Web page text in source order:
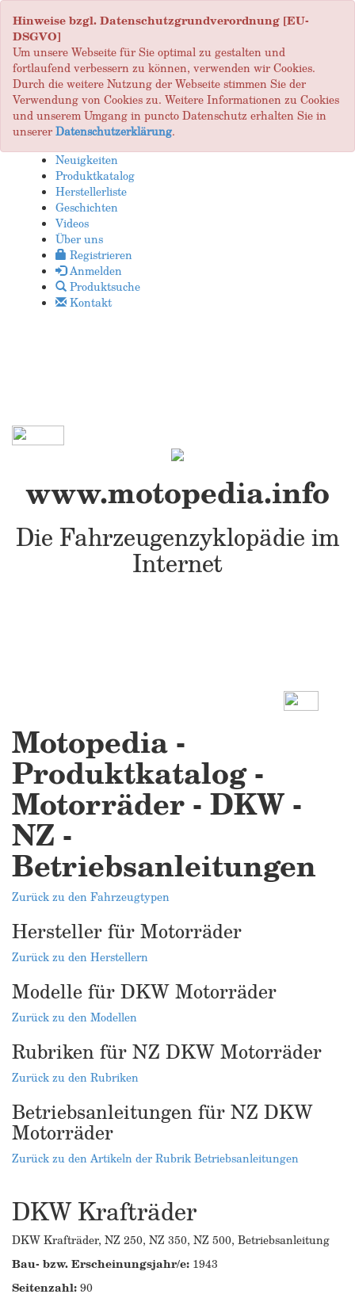
Hinweise bzgl. Datenschutzgrundverordnung [EU-
DSGVO]
Um unsere Webseite für Sie optimal zu gestalten und
fortlaufend verbessern zu können, verwenden wir Cookies.
Durch die weitere Nutzung der Webseite stimmen Sie der
Verwendung von Cookies zu. Weitere Informationen zu Cookies
und unserem Umgang in puncto Datenschutz erhalten Sie in
unsererDatenschutzerklärung.
Neuigkeiten
Produktkatalog
Herstellerliste
Geschichten
Videos
Über uns
Registrieren
Anmelden
Produktsuche
Kontakt
www.motopedia.info
Die Fahrzeugenzyklopädie im
Internet
Motopedia -
Produktkatalog -
Motorräder - DKW -
NZ -
Betriebsanleitungen
Zurück zu den Fahrzeugtypen
Hersteller für Motorräder
Zurück zu den Herstellern
Modelle für DKW Motorräder
Zurück zu den Modellen
Rubriken für NZ DKW Motorräder
Zurück zu den Rubriken
Betriebsanleitungen für NZ DKW
Motorräder
Zurück zu den Artikeln der Rubrik Betriebsanleitungen
DKW Krafträder
DKW Krafträder, NZ 250, NZ 350, NZ 500, Betriebsanleitung
Bau- bzw. Erscheinungsjahr/e: 1943
Seitenzahl:90